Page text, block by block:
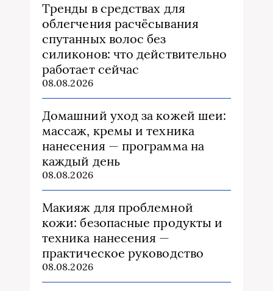
Тренды в средствах для
облегчения расчёсывания
спутанных волос без
силиконов: что действительно
работает сейчас
08.08.2026
Домашний уход за кожей шеи:
массаж, кремы и техника
нанесения — программа на
каждый день
08.08.2026
Макияж для проблемной
кожи: безопасные продукты и
техника нанесения —
практическое руководство
08.08.2026